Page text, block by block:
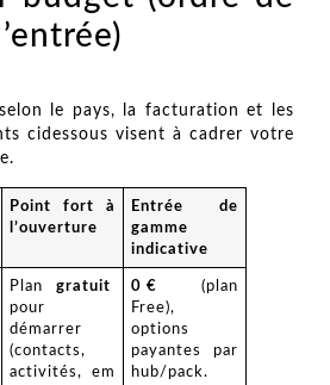
le pays, la facturation et les
cidessous visent à cadrer votre
Point fort à
l’ouverture
Entrée de
gamme
indicative
Plan gratuit
pour
démarrer
(contacts,
activités, em
0 €
(plan
Free),
options
payantes par
hub/pack.